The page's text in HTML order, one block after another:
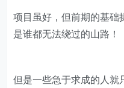
项目虽好，但前期的基础
是谁都无法绕过的山路！
但是一些急于求成的人就